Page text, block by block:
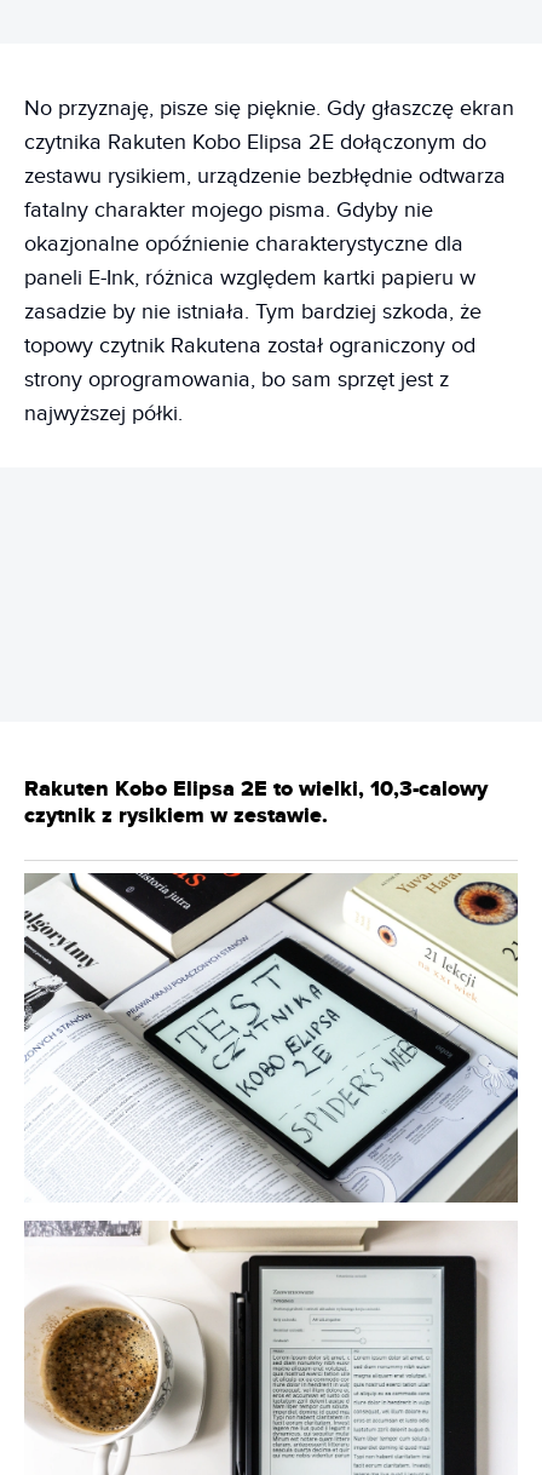
No przyznaję, pisze się pięknie. Gdy głaszczę ekran
czytnika Rakuten Kobo Elipsa 2E dołączonym do
zestawu rysikiem, urządzenie bezbłędnie odtwarza
fatalny charakter mojego pisma. Gdyby nie
okazjonalne opóźnienie charakterystyczne dla
paneli E-Ink, różnica względem kartki papieru w
zasadzie by nie istniała. Tym bardziej szkoda, że
topowy czytnik Rakutena został ograniczony od
strony oprogramowania, bo sam sprzęt jest z
najwyższej półki.
Rakuten Kobo Elipsa 2E to wielki, 10,3-calowy
czytnik z rysikiem w zestawie.